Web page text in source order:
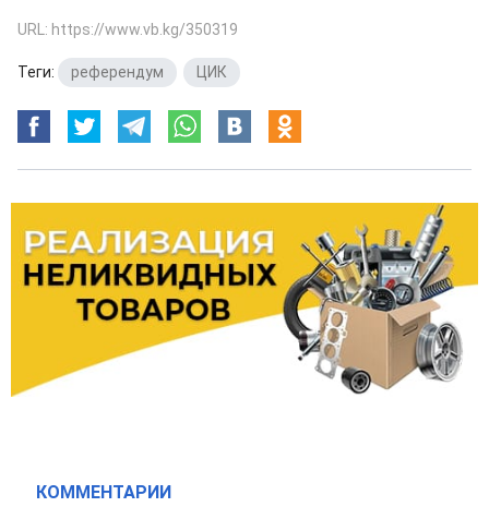
URL: https://www.vb.kg/350319
Теги: референдум ЦИК
КОММЕНТАРИИ